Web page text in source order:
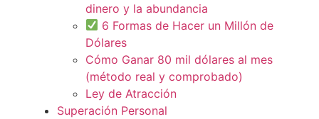
dinero y la abundancia
6 Formas de Hacer un Millón de
Dólares
Cómo Ganar 80 mil dólares al mes
(método real y comprobado)
Ley de Atracción
Superación Personal